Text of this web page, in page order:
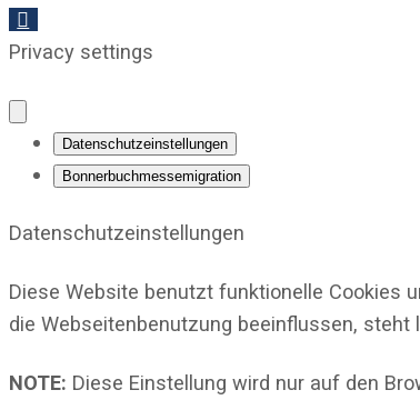
Privacy settings
Datenschutzeinstellungen
Bonnerbuchmessemigration
Datenschutzeinstellungen
Diese Website benutzt funktionelle Cookies
die Webseitenbenutzung beeinflussen, steht
NOTE: Diese Einstellung wird nur auf den